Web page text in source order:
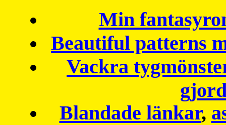
Min
Beautiful patterns
Vackra
Blandade länkar,